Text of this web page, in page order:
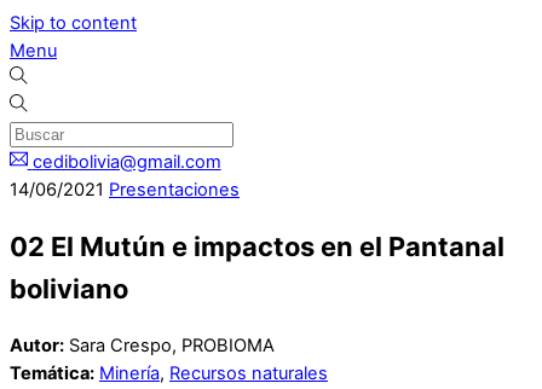
Skip to content
Menu
cedibolivia@gmail.com
14/06/2021 Presentaciones
02 El Mutún e impactos en el Pantanal
boliviano
Autor: Sara Crespo, PROBIOMA
Temática: Minería, Recursos naturales